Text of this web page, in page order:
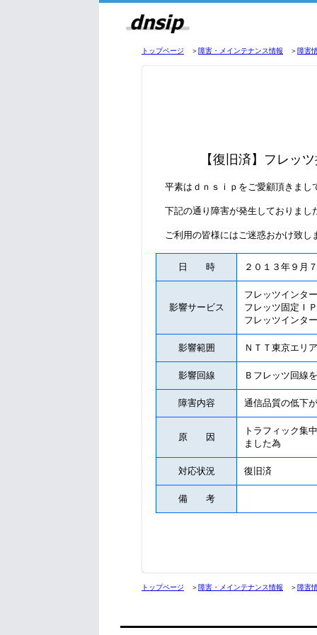
トップページ ＞障害・メインテナンス情報 ＞障害
【復旧済】フレッ
平素はｄｎｓｉｐをご愛顧頂きまし
下記の通り障害が発生しておりまし
ご利用の皆様にはご迷惑おかけ致し
日 時 ２０１３年９
影響サービス
フレッツインタ
フレッツ固定Ｉ
フレッツインタ
影響範囲 ＮＴＴ東京エリア
影響回線 Ｂフレッツ回線
障害内容 通信品質の低下
原 因
トラフィック集
ました為
対応状況 復旧済
備 考
トップページ ＞障害・メインテナンス情報 ＞障害